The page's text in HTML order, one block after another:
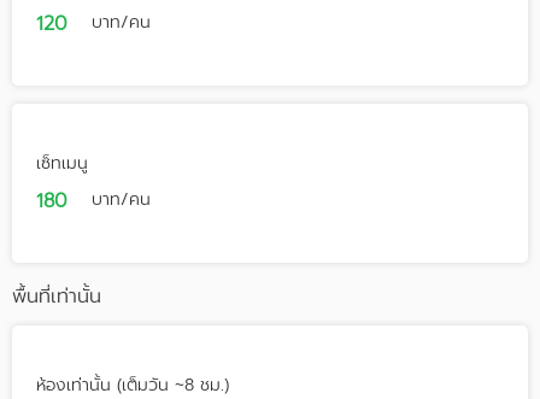
120 บาท/คน
เซ็ทเมนู
180 บาท/คน
พื้นที่เท่านั้น
ห้องเท่านั้น (เต็มวัน ~8 ชม.)